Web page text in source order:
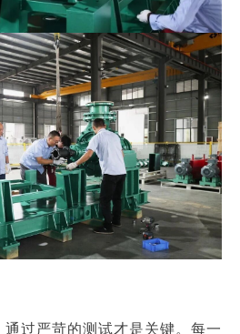
过严苛的测试才是关键。每一